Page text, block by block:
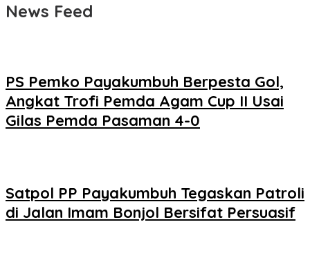
News Feed
PS Pemko Payakumbuh Berpesta Gol,
Angkat Trofi Pemda Agam Cup II Usai
Gilas Pemda Pasaman 4-0
Satpol PP Payakumbuh Tegaskan Patroli
di Jalan Imam Bonjol Bersifat Persuasif